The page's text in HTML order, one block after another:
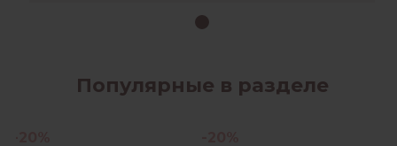
Популярные в разделе